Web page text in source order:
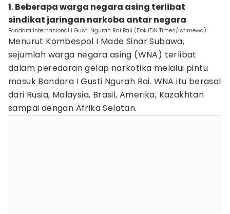
1. Beberapa warga negara asing terlibat
sindikat jaringan narkoba antar negara
Bandara Internasional I Gusti Ngurah Rai Bali (Dok.IDN Times/istimewa)
Menurut Kombespol I Made Sinar Subawa,
sejumlah warga negara asing (WNA) terlibat
dalam peredaran gelap narkotika melalui pintu
masuk Bandara I Gusti Ngurah Rai. WNA itu berasal
dari Rusia, Malaysia, Brasil, Amerika, Kazakhtan
sampai dengan Afrika Selatan.